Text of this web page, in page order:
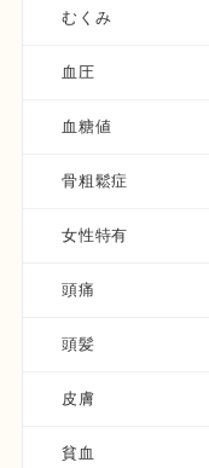
むくみ
血圧
血糖値
骨粗鬆症
女性特有
頭痛
頭髪
皮膚
貧血